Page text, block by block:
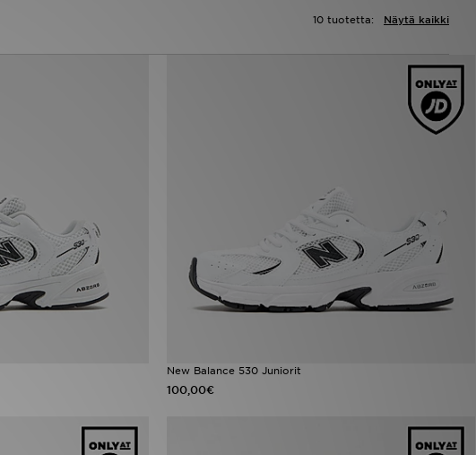
Näytä kaikki
10 tuotetta:
New Balance 530 Juniorit
100,00€